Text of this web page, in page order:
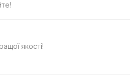
якості!